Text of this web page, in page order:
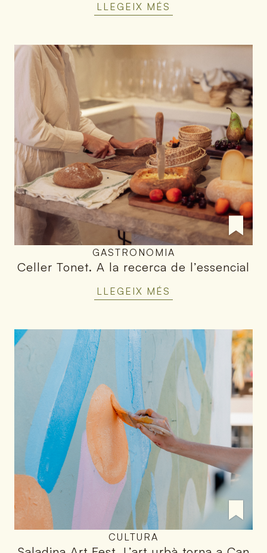
LLEGEIX MÉS
GASTRONOMIA
Celler Tonet. A la recerca de l’essencial
LLEGEIX MÉS
CULTURA